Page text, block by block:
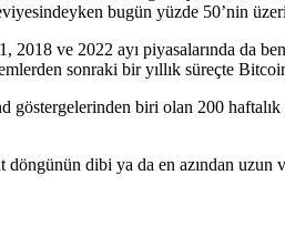
bugün yüzde 50’nin
2018 ve 2022 ayı piyasalarında da
sonraki bir yıllık süreçte
biri olan 200 haftalık
dibi ya da en azından